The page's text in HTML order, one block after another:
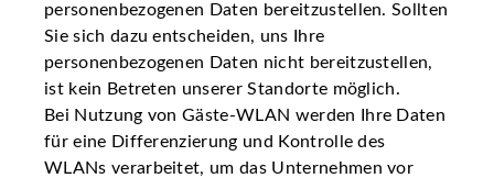
personenbezogenen Daten bereitzustellen. Sollten
Sie sich dazu entscheiden, uns Ihre
personenbezogenen Daten nicht bereitzustellen,
ist kein Betreten unserer Standorte möglich.
Bei Nutzung von Gäste-WLAN werden Ihre Daten
für eine Differenzierung und Kontrolle des
WLANs verarbeitet, um das Unternehmen vor